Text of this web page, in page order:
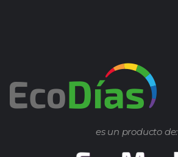
es un producto de: